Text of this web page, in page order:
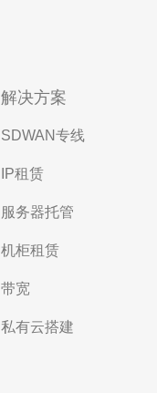
解决方案
SDWAN专线
IP租赁
服务器托管
机柜租赁
带宽
私有云搭建